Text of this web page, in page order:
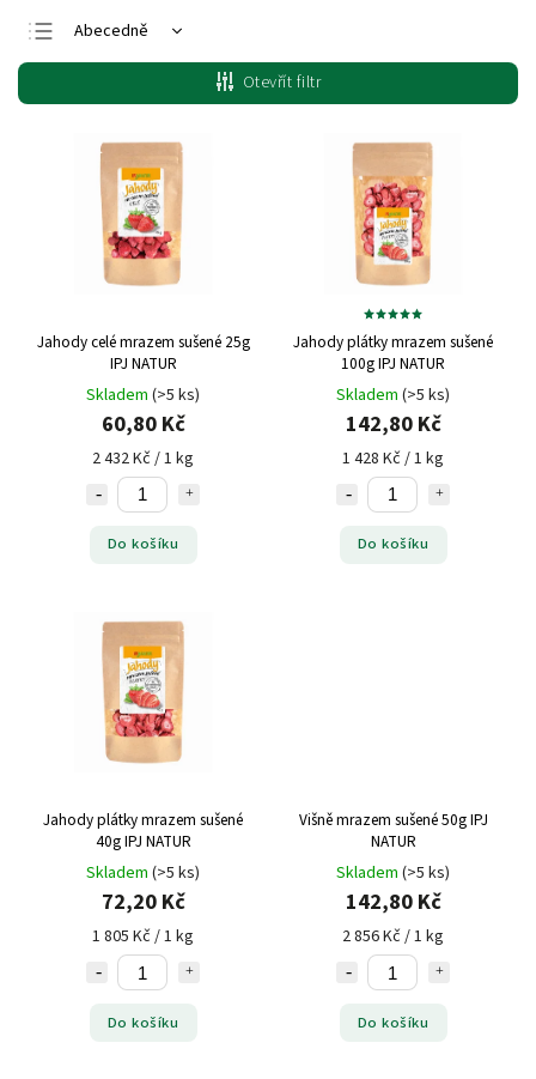
Abecedně
Nejlevnější
Nejdražší
Nejprodávanější
Otevřít filtr
Jahody celé mrazem sušené 25g
IPJ NATUR
Skladem (>5 ks)
60,80 Kč
2 432 Kč / 1 kg
Do košíku
Jahody plátky mrazem sušené
100g IPJ NATUR
Skladem (>5 ks)
142,80 Kč
1 428 Kč / 1 kg
Do košíku
Jahody plátky mrazem sušené
40g IPJ NATUR
Skladem (>5 ks)
72,20 Kč
1 805 Kč / 1 kg
Do košíku
Višně mrazem sušené 50g IPJ
NATUR
Skladem (>5 ks)
142,80 Kč
2 856 Kč / 1 kg
Do košíku